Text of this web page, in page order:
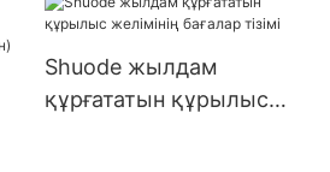
тырнақтарды көтерме
Shuode жылдам
құрғататын құрылыс